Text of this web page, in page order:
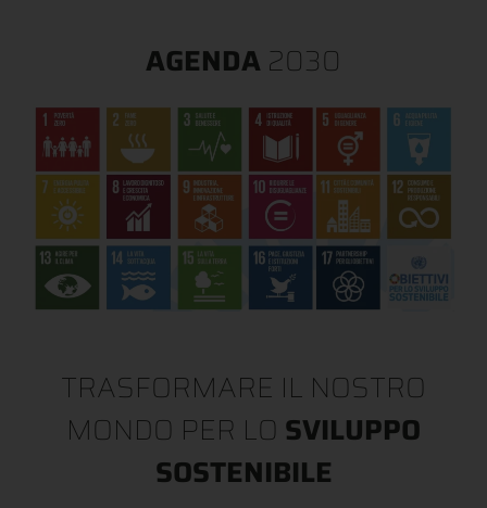
AGENDA2030
TRASFORMARE IL NOSTRO
MONDO PER LO SVILUPPO
SOSTENIBILE